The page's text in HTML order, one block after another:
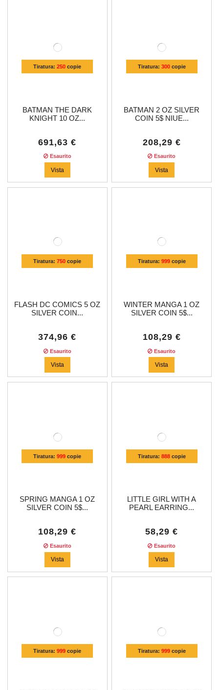
Tiratura:250 copie
BATMAN THE DARK
KNIGHT 10 OZ...
691,63 €
Esaurito
Vista
Tiratura: 300copie
BATMAN 2 OZ SILVER
COIN 5$ NIUE...
208,29 €
Esaurito
Vista
Tiratura:750 copie
FLASH DC COMICS 5 OZ
SILVER COIN...
374,96 €
Esaurito
Vista
Tiratura: 999copie
WINTER MANGA 1 OZ
SILVER COIN 5$...
108,29 €
Esaurito
Vista
Tiratura:999 copie
SPRING MANGA 1 OZ
SILVER COIN 5$...
108,29 €
Esaurito
Vista
Tiratura: 888copie
LITTLE GIRL WITH A
PEARL EARRING...
58,29 €
Esaurito
Vista
Tiratura:999 copie Tiratura: 999copie